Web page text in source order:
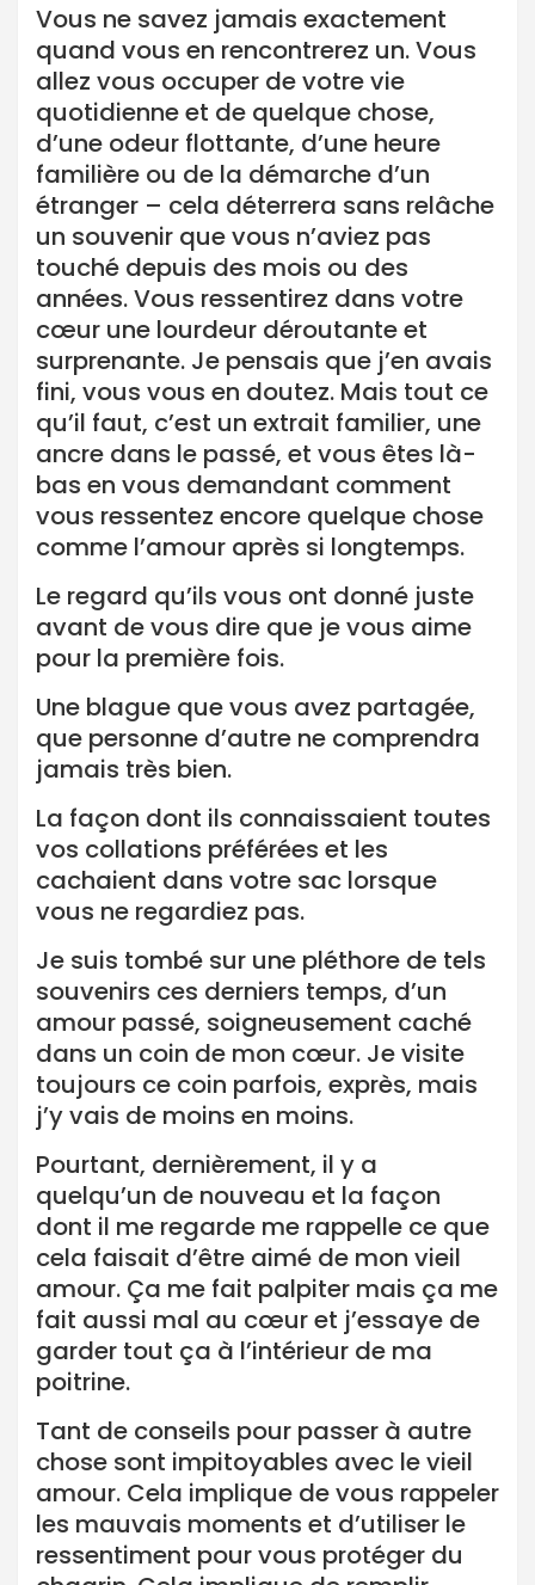
Vous ne savez jamais exactement
quand vous en rencontrerez un. Vous
allez vous occuper de votre vie
quotidienne et de quelque chose,
d’une odeur flottante, d’une heure
familière ou de la démarche d’un
étranger – cela déterrera sans relâche
un souvenir que vous n’aviez pas
touché depuis des mois ou des
années. Vous ressentirez dans votre
cœur une lourdeur déroutante et
surprenante. Je pensais que j’en avais
fini, vous vous en doutez. Mais tout ce
qu’il faut, c’est un extrait familier, une
ancre dans le passé, et vous êtes là-
bas en vous demandant comment
vous ressentez encore quelque chose
comme l’amour après si longtemps.
Le regard qu’ils vous ont donné juste
avant de vous dire que je vous aime
pour la première fois.
Une blague que vous avez partagée,
que personne d’autre ne comprendra
jamais très bien.
La façon dont ils connaissaient toutes
vos collations préférées et les
cachaient dans votre sac lorsque
vous ne regardiez pas.
Je suis tombé sur une pléthore de tels
souvenirs ces derniers temps, d’un
amour passé, soigneusement caché
dans un coin de mon cœur. Je visite
toujours ce coin parfois, exprès, mais
j’y vais de moins en moins.
Pourtant, dernièrement, il y a
quelqu’un de nouveau et la façon
dont il me regarde me rappelle ce que
cela faisait d’être aimé de mon vieil
amour. Ça me fait palpiter mais ça me
fait aussi mal au cœur et j’essaye de
garder tout ça à l’intérieur de ma
poitrine.
Tant de conseils pour passer à autre
chose sont impitoyables avec le vieil
amour. Cela implique de vous rappeler
les mauvais moments et d’utiliser le
ressentiment pour vous protéger du